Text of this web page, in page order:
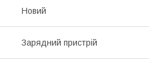
Новий
Зарядний пристрій